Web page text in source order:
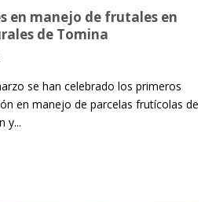
en manejo de frutales en
de Tomina
se han celebrado los primeros
en manejo de parcelas frutícolas de
y...